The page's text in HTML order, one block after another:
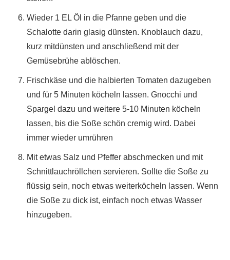
Wieder 1 EL Öl in die Pfanne geben und die
Schalotte darin glasig dünsten. Knoblauch dazu,
kurz mitdünsten und anschließend mit der
Gemüsebrühe ablöschen.
Frischkäse und die halbierten Tomaten dazugeben
und für 5 Minuten köcheln lassen. Gnocchi und
Spargel dazu und weitere 5-10 Minuten köcheln
lassen, bis die Soße schön cremig wird. Dabei
immer wieder umrühren
Mit etwas Salz und Pfeffer abschmecken und mit
Schnittlauchröllchen servieren. Sollte die Soße zu
flüssig sein, noch etwas weiterköcheln lassen. Wenn
die Soße zu dick ist, einfach noch etwas Wasser
hinzugeben.